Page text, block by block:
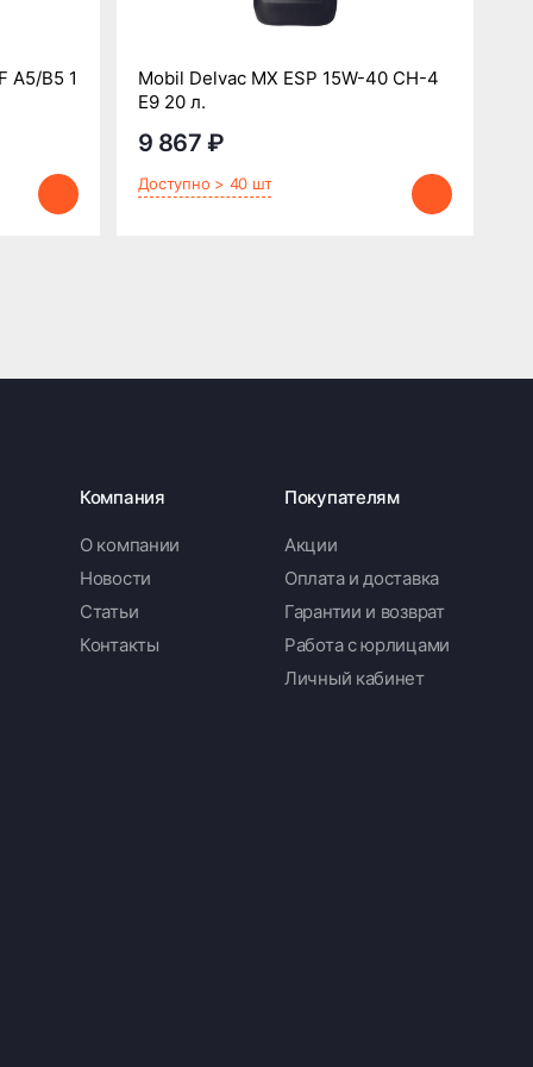
A5/B5 1
Mobil Delvac MX ESP 15W-40 CH-4
Е9 20 л.
9 867 ₽
Доступно > 40 шт
Компания
О компании
Новости
Статьи
Контакты
Покупателям
Акции
Оплата и доставка
Гарантии и возврат
Работа с юрлицами
Личный кабинет